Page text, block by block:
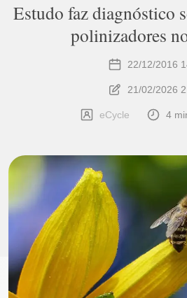
Estudo faz diagnóstico
polinizadores
22/12/2016
21/02/2026
eCycle 4